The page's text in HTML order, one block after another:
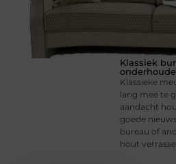
Klassiek
Klassieke
lang mee te
aandacht
goede
bureau of
hout